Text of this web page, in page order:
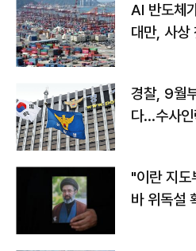
AI 반도체
대만, 사상
경찰, 9월
다…수사
"이란 지도
바 위독설